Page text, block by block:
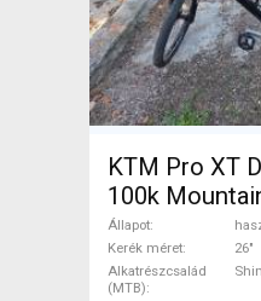
KTM Pro XT
100k
teleszkópos
XT használt
Állapot
Kerék méret
26"
Alkatrészcsalád
(MTB)